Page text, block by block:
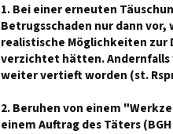
1. Bei einer erneuten
Betrugsschaden nur dann
realistische Möglichkeiten
verzichtet hätten. Andernfalls
weiter vertieft worden (st.
2. Beruhen von einem
einem Auftrag des Täters (BGH